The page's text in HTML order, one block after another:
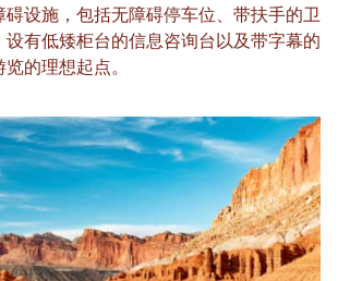
碍设施，包括无障碍停车位、带扶手的卫
有低矮柜台的信息咨询台以及带字幕的
的理想起点。